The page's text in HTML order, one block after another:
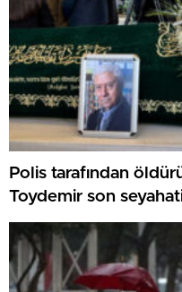
Polis tarafından
Toydemir son